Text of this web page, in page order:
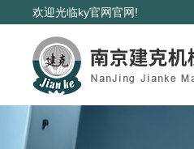
欢迎光临ky官网官网!